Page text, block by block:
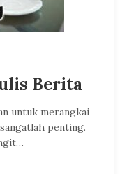
Berita
untuk merangkai
penting.